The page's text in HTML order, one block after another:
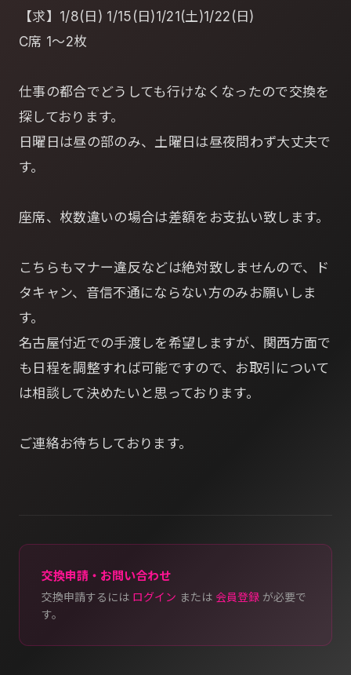
【求】1/8(日) 1/15(日)1/21(土)1/22(日)
C席 1～2枚
仕事の都合でどうしても行けなくなったので交換を
探しております。
日曜日は昼の部のみ、土曜日は昼夜問わず大丈夫で
す。
座席、枚数違いの場合は差額をお支払い致します。
こちらもマナー違反などは絶対致しませんので、ド
タキャン、音信不通にならない方のみお願いしま
す。
名古屋付近での手渡しを希望しますが、関西方面で
も日程を調整すれば可能ですので、お取引について
は相談して決めたいと思っております。
ご連絡お待ちしております。
交換申請・お問い合わせ
交換申請するには ログイン または 会員登録 が必要で
す。